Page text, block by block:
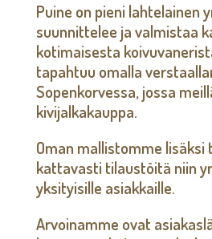
Puine on pieni lahtelainen
suunnittelee ja valmistaa
kotimaisesta
tapahtuu omalla
Sopenkorvessa, jossa
kivijalkakauppa.
Oman mallistomme lisäksi
kattavasti tilaustöitä niin
yksityisille asiakkaille.
Arvoinamme ovat